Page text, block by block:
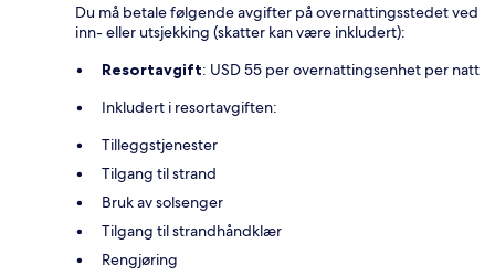
Du må betale følgende avgifter på overnattingsstedet ved
inn- eller utsjekking (skatter kan være inkludert):
Resortavgift: USD 55 per overnattingsenhet per natt
Inkludert i resortavgiften:
Tilleggstjenester
Tilgang til strand
Bruk av solsenger
Tilgang til strandhåndklær
Rengjøring